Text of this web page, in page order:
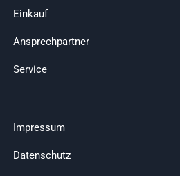
Einkauf
Ansprechpartner
Service
Impressum
Datenschutz